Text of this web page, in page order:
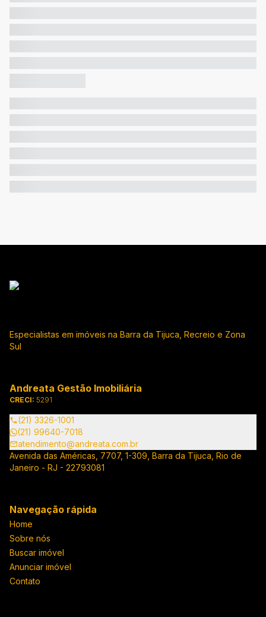
Especialistas em imóveis na Barra da Tijuca, Recreio e Zona
Sul
Andreata Gestão Imobiliária
CRECI: 5291
(21) 3326-1001
(21) 99640-7018
atendimento@andreata.com.br
Avenida das Américas, 7707, 1-309, Barra da Tijuca, Rio de
Janeiro - RJ - 22793081
Navegação rápida
Home
Sobre nós
Buscar imóvel
Anunciar imóvel
Contato